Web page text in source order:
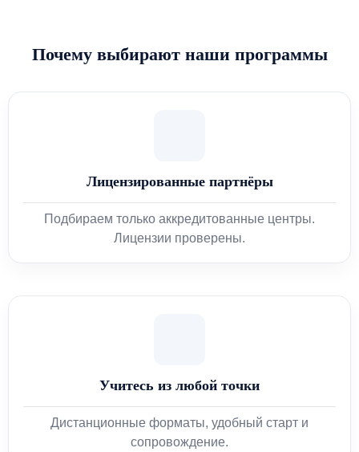
Почему выбирают наши программы
Лицензированные партнёры
Подбираем только аккредитованные центры.
Лицензии проверены.
Учитесь из любой точки
Дистанционные форматы, удобный старт и
сопровождение.